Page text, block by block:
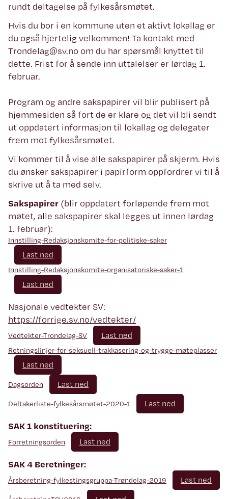
rundt deltagelse på fylkesårsmøtet.
Hvis du bor i en kommune uten et aktivt lokallag er
du også hjertelig velkommen! Ta kontakt med
Trondelag@sv.no om du har spørsmål knyttet til
dette. Frist for å sende inn uttalelser er lørdag 1.
februar.
Program og andre sakspapirer vil blir publisert på
hjemmesiden så fort de er klare og det vil bli sendt
ut oppdatert informasjon til lokallag og delegater
frem mot fylkesårsmøtet.
Vi kommer til å vise alle sakspapirer på skjerm. Hvis
du ønsker sakspapirer i papirform oppfordrer vi til å
skrive ut å ta med selv.
Sakspapirer (blir oppdatert forløpende frem mot
møtet, alle sakspapirer skal legges ut innen lørdag
1. februar):
Innstilling-Redaksjonskomite-for-politiske-saker
Last ned
Innstilling-Redaksjonskomite-organisatoriske-saker-1
Last ned
Nasjonale vedtekter SV:
https://forrige.sv.no/vedtekter/
Vedtekter-Trondelag-SV Last ned
Retningslinjer-for-seksuell-trakkasering-og-trygge-møteplasser
Last ned
Dagsorden Last ned
Deltakerliste-fylkesårsmøtet-2020-1 Last ned
SAK 1 konstituering:
Forretningsorden Last ned
SAK 4 Beretninger:
Årsberetning-fylkestingsgruppa-Trøndelag-2019 Last ned